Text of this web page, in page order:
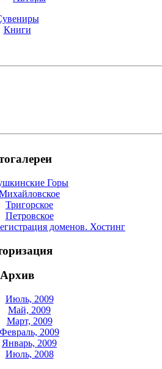
Книги
Горы
Тригорское
Петровское
доменов. Хостинг
Архив
Июль, 2009
Май, 2009
Март, 2009
Февраль, 2009
Январь, 2009
Июль, 2008